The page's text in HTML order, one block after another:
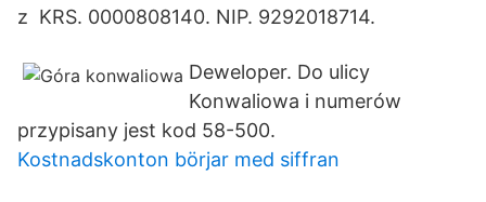
z KRS. 0000808140. NIP. 9292018714.
Deweloper. Do ulicy
Konwaliowa i numerów
przypisany jest kod 58-500.
Kostnadskonton börjar med siffran